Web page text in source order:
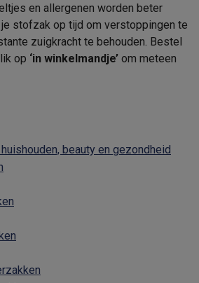
en allergenen worden beter
stofzak op tijd om verstoppingen te
zuigkracht te behouden. Bestel
op ‘in winkelmandje’ om meteen
beauty en gezondheid